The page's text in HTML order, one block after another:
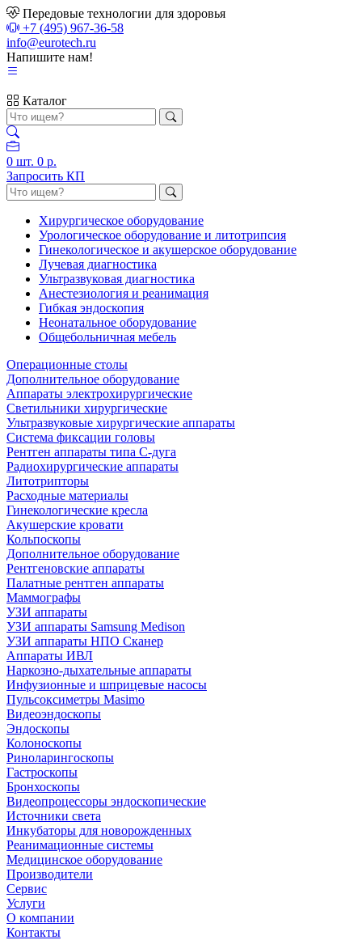
Передовые технологии для здоровья
+7 (495) 967-36-58
info@eurotech.ru
Напишите нам!
Каталог
0 шт. 0 р.
Запросить КП
Хирургическое оборудование
Урологическое оборудование и литотрипсия
Гинекологическое и акушерское оборудование
Лучевая диагностика
Ультразвуковая диагностика
Анестезиология и реанимация
Гибкая эндоскопия
Неонатальное оборудование
Общебольничная мебель
Операционные столы
Дополнительное оборудование
Аппараты электрохирургические
Светильники хирургические
Ультразвуковые хирургические аппараты
Система фиксации головы
Рентген аппараты типа С-дуга
Радиохирургические аппараты
Литотрипторы
Расходные материалы
Гинекологические кресла
Акушерские кровати
Кольпоскопы
Дополнительное оборудование
Рентгеновские аппараты
Палатные рентген аппараты
Маммографы
УЗИ аппараты
УЗИ аппараты Samsung Medison
УЗИ аппараты НПО Сканер
Аппараты ИВЛ
Наркозно-дыхательные аппараты
Инфузионные и шприцевые насосы
Пульсоксиметры Masimo
Видеоэндоскопы
Эндоскопы
Колоноскопы
Риноларингоскопы
Гастроскопы
Бронхоскопы
Видеопроцессоры эндоскопические
Источники света
Инкубаторы для новорожденных
Реанимационные системы
Медицинское оборудование
Производители
Сервис
Услуги
О компании
Контакты